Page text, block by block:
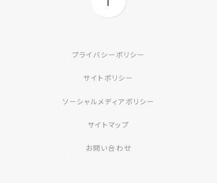
プライバシーポリシー
サイトポリシー
ソーシャルメディアポリシー
サイトマップ
お問い合わせ